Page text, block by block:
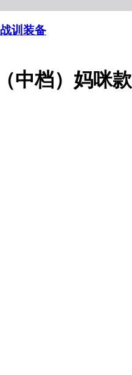
训装备
中档）妈咪款